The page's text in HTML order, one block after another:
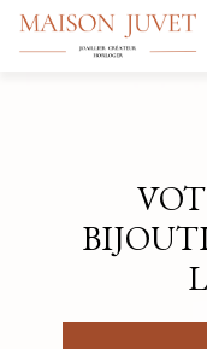
Aller
contenu